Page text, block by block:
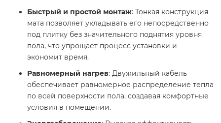
Быстрый и простой монтаж: Тонкая конструкция
мата позволяет укладывать его непосредственно
под плитку без значительного поднятия уровня
пола, что упрощает процесс установки и
экономит время.​
Равномерный нагрев: Двужильный кабель
обеспечивает равномерное распределение тепла
по всей поверхности пола, создавая комфортные
условия в помещении.​